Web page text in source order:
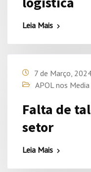
Leia Mais
7 de Março,
APOL nos Media
Falta de
setor
Leia Mais